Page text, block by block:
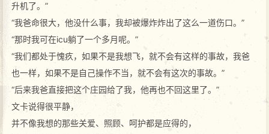
升机了。”
“我爸命很大，他没什么事，我却被爆炸炸出了这么一道伤口。”
“那时我可在icu躺了一个多月呢。”
“我们都处于愧疚，如果不是我想飞，就不会有这样的事故，我爸
也一样，如果不是自己操作不当，就不会有这次的事故。”
“后来我爸直接把这个庄园给了我，他再也不回这里了。”
文卡说得很平静，
并不像我想的那些关爱、照顾、呵护都是应得的，